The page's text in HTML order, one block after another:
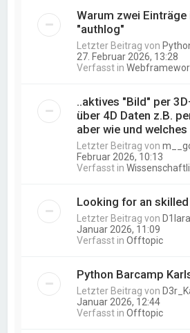
Warum zwei
"authlog"
Letzter Beitrag von
27. Februar 2026, 13:28
Verfasst in
..aktives "Bild" per
über 4D Daten z.B.
aber wie und
Letzter Beitrag von
Februar 2026, 10:13
Verfasst in
Looking for an
Letzter Beitrag von D1lara
Januar 2026, 11:09
Verfasst inOfftopic
Python Barcamp
Letzter Beitrag von
Januar 2026, 12:44
Verfasst inOfftopic